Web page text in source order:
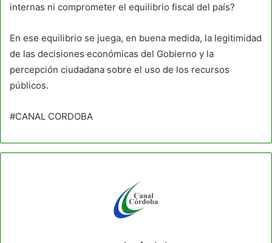
internas ni comprometer el equilibrio fiscal del país?
En ese equilibrio se juega, en buena medida, la legitimidad
de las decisiones económicas del Gobierno y la
percepción ciudadana sobre el uso de los recursos
públicos.
#CANAL CORDOBA